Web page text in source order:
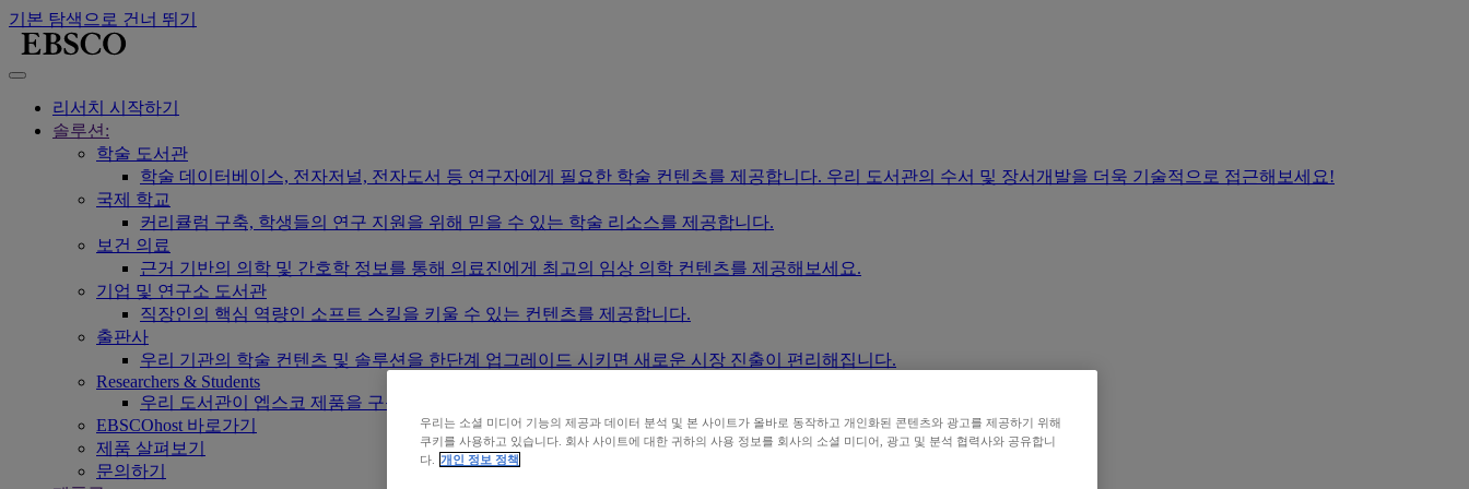
기본 탐색으로 건너 뛰기
리서치 시작하기
솔루션:
학술 도서관
학술 데이터베이스, 전자저널, 전자도서 등 연구자에게 필요한 학술 컨텐츠를 제공합니다. 우리 도서관의 수서 및 장서개발을 더욱 기술적으로 접근해보세요!
국제 학교
커리큘럼 구축, 학생들의 연구 지원을 위해 믿을 수 있는 학술 리소스를 제공합니다.
보건 의료
근거 기반의 의학 및 간호학 정보를 통해 의료진에게 최고의 임상 의학 컨텐츠를 제공해보세요.
기업 및 연구소 도서관
직장인의 핵심 역량인 소프트 스킬을 키울 수 있는 컨텐츠를 제공합니다.
출판사
우리 기관의 학술 컨텐츠 및 솔루션을 한단계 업그레이드 시키면 새로운 시장 진출이 편리해집니다.
Researchers & Students
우리 도서관이 엡스코 제품을 구독하고 있는지 확인하려면, 우리 도서관 찾기 기능을 활용해보세요.
EBSCOhost 바로가기
제품 살펴보기
문의하기
우리는 소셜 미디어 기능의 제공과 데이터 분석 및 본 사이트가 올바로 동작하고 개인화된 콘텐츠와 광고를 제공하기 위해
쿠키를 사용하고 있습니다. 회사 사이트에 대한 귀하의 사용 정보를 회사의 소셜 미디어, 광고 및 분석 협력사와 공유합니
다.
개인 정보 정책